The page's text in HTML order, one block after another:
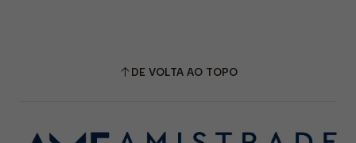
DE VOLTA AO TOPO